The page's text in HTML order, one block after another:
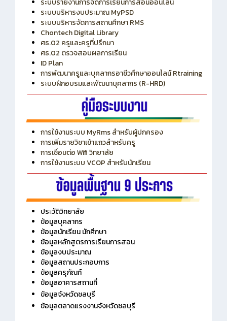
ระบบติดตามผู้สำเร็จการศึกษา
ระบบรายงานการจัดการเรียนการสอนออนไลน์
ระบบบริหารงบประมาณ MyPSD
ระบบบริหารจัดการสถานศึกษา RMS
Chontech Digital Library
ศธ.02 ครูและครูที่ปรึกษา
ศธ.02 ตรวจสอบผลการเรียน
ID Plan
การพัฒนาครูและบุคลากรอาชีวศึกษาออนไลน์ Rtraining
ระบบฝึกอบรมและพัฒนาบุคลากร (R-HRD)
การใช้งานระบบ MyRms สำหรับผู้ปกครอง
การเพิ่มรายวิชาเข้าแถวสำหรับครู
การเชื่อมต่อ Wifi วิทยาลัย
การใช้งานระบบ VCOP สำหรับนักเรียน
ประวัติวิทยาลัย
ข้อมูลบุคลากร
ข้อมูลนักเรียน นักศึกษา
ข้อมูลหลักสูตรการเรียนการสอน
ข้อมูลงบประมาณ
ข้อมูลสถานประกอบการ
ข้อมูลครุภัณฑ์
ข้อมูลอาคารสถานที่
ข้อมูลจังหวัดชลบุรี